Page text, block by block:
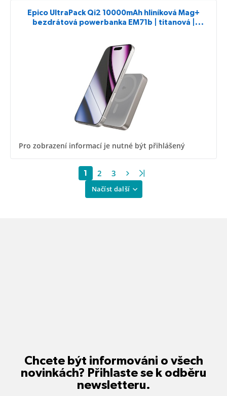
Epico UltraPack Qi2 10000mAh hliníková Mag+
bezdrátová powerbanka EM71b | titanová |
Pro zobrazení informací je nutné být přihlášený
Načíst další
1 2 3
Chcete být informováni o všech
novinkách? Přihlaste se k odběru
newsletteru.